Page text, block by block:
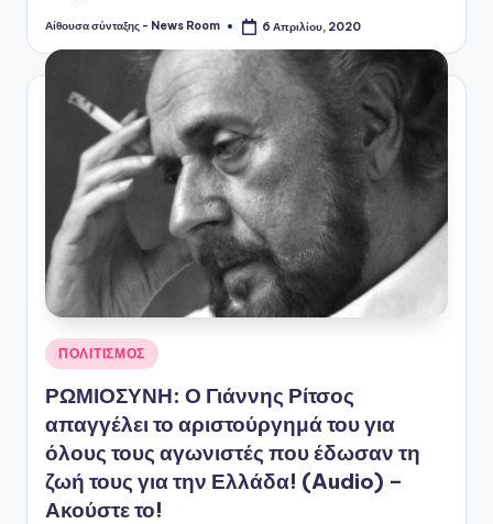
Συγγραφέας:
Αίθουσα σύνταξης - News Room 6 Απριλίου, 2020
Αναρτήθηκε
σε
ΠΟΛΙΤΙΣΜΟΣ
ΡΩΜΙΟΣΥΝΗ: Ο Γιάννης Ρίτσος
απαγγέλει το αριστούργημά του για
όλους τους αγωνιστές που έδωσαν τη
ζωή τους για την Ελλάδα! (Audio) –
Ακούστε το!